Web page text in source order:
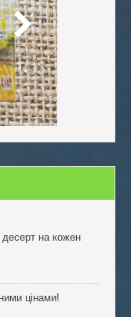
на кожен
цінами!